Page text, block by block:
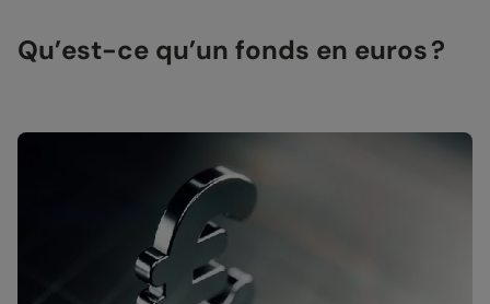
Qu’est-ce qu’un fonds en euros ?